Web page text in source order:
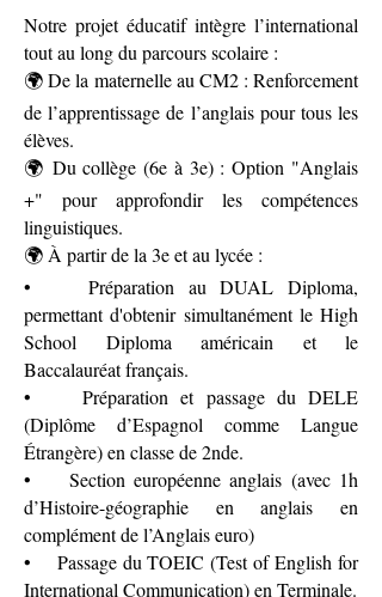
Notre projet éducatif intègre l’international
tout au long du parcours scolaire :
🌍 De la maternelle au CM2 : Renforcement
de l’apprentissage de l’anglais pour tous les
élèves.
🌍 Du collège (6e à 3e) : Option "Anglais
+" pour approfondir les compétences
linguistiques.
🌍 À partir de la 3e et au lycée :
• Préparation au DUAL Diploma,
permettant d'obtenir simultanément le High
School Diploma américain et le
Baccalauréat français.
• Préparation et passage du DELE
(Diplôme d’Espagnol comme Langue
Étrangère) en classe de 2nde.
• Section européenne anglais (avec 1h
d’Histoire-géographie en anglais en
complément de l’Anglais euro)
• Passage du TOEIC (Test of English for
International Communication) en Terminale.